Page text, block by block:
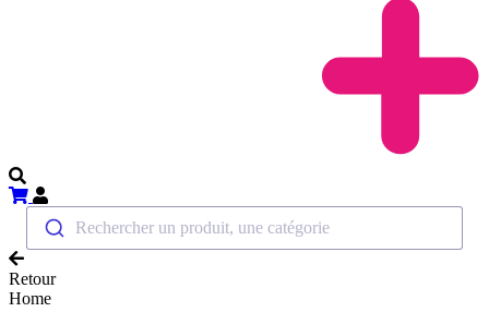
Rechercher un produit, une catégorie
Retour
Home